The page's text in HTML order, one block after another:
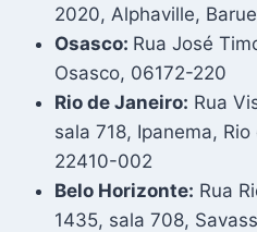
2020, Alphaville,
Osasco: Rua José
Osasco, 06172-220
Rio de Janeiro: Rua
sala 718, Ipanema,
22410-002
Belo Horizonte: Rua
1435, sala 708,